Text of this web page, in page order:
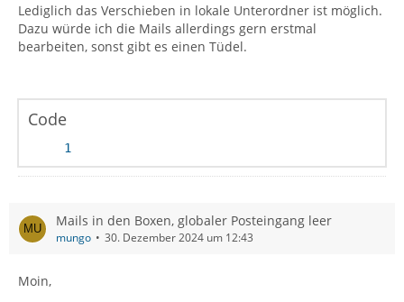
Lediglich das Verschieben in lokale Unterordner ist möglich.
Dazu würde ich die Mails allerdings gern erstmal
bearbeiten, sonst gibt es einen Tüdel.
Code
Mails in den Boxen, globaler Posteingang leer
mungo 30. Dezember 2024 um 12:43
Moin,